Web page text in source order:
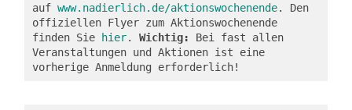
auf www.nadierlich.de/aktionswochenende. Den
offiziellen Flyer zum Aktionswochenende
finden Sie
hier. Wichtig:
Bei fast allen
Veranstaltungen und Aktionen ist eine
vorherige Anmeldung erforderlich!